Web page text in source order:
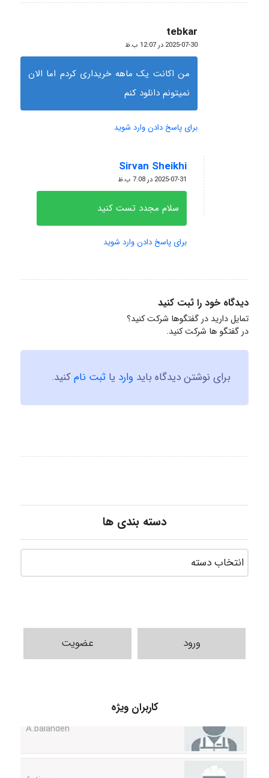
tebkar
گفته:
2025-07-30 در 12:07 ب.ظ
من اکانت یک ماهه خریداری کردم اما الان
نمیتونم دانلود کنم
برای پاسخ دادن وارد شوید
Sirvan Sheikhi
گفته:
2025-07-31 در 7:08 ب.ظ
سلام مجدد تست کنید
برای پاسخ دادن وارد شوید
دیدگاه خود را ثبت کنید
تمایل دارید در گفتگوها شرکت کنید؟
در گفتگو ها شرکت کنید.
برای نوشتن دیدگاه باید وارد یا ثبت نامکنید.
دسته بندی ها
ورود عضویت
کاربران ویژه